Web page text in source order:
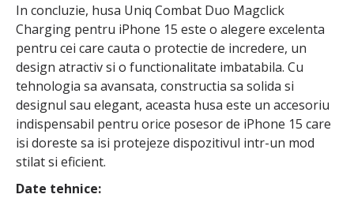
In concluzie, husa Uniq Combat Duo Magclick
Charging pentru iPhone 15 este o alegere excelenta
pentru cei care cauta o protectie de incredere, un
design atractiv si o functionalitate imbatabila. Cu
tehnologia sa avansata, constructia sa solida si
designul sau elegant, aceasta husa este un accesoriu
indispensabil pentru orice posesor de iPhone 15 care
isi doreste sa isi protejeze dispozitivul intr-un mod
stilat si eficient.
Date tehnice: